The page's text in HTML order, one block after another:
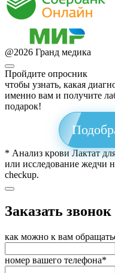
@2026 Гранд медика
Пройдите опросник
чтобы узнать, какая
именно вам и получите
подарок!
* Анализ крови Лактат
или исследование жедчи
checkup.
Заказать звонок
как можно к вам
номер вашего телефона*